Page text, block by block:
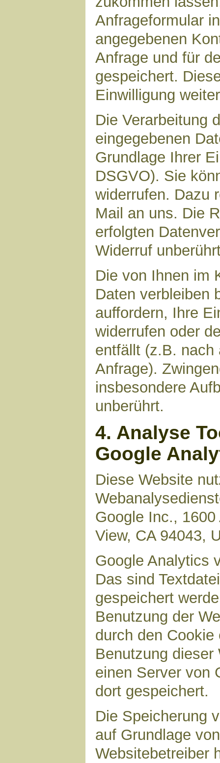
Anfrageformular
angegebenen
Anfrage und für
gespeichert.
Einwilligung
Die Verarbeitung
eingegebenen
Grundlage Ihrer
DSGVO). Sie
widerrufen. Dazu
Mail an uns. Die
erfolgten
Widerruf
Die von Ihnen im
Daten verbleiben
auffordern, Ihre
widerrufen oder
entfällt (z.B. nach
Anfrage).
insbesondere
unberührt.
4. Analyse
Google
Diese Website
Google Inc.,
View, CA 94043,
Google Analytics
Das sind
gespeichert
Benutzung der
durch den
Benutzung dieser
einen Server von
dort gespeichert.
Die Speicherung
auf Grundlage
Websitebetreiber